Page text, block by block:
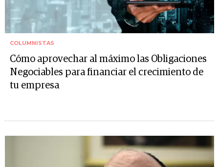
COLUMNISTAS
Cómo aprovechar al máximo las Obligaciones
Negociables para financiar el crecimiento de
tu empresa